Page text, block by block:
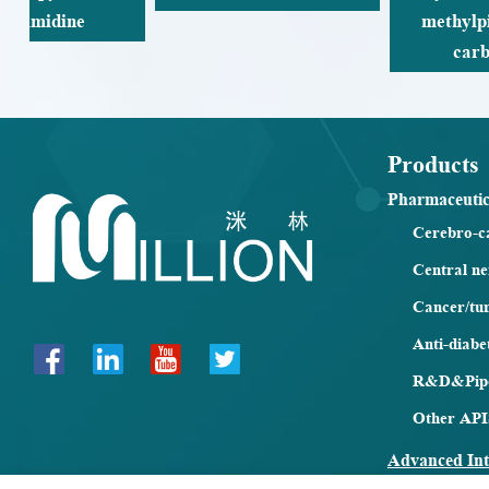
methylpiperidine-1-
Products
Cerebro-
Central
Cancer/
Anti-
Other
Advanced